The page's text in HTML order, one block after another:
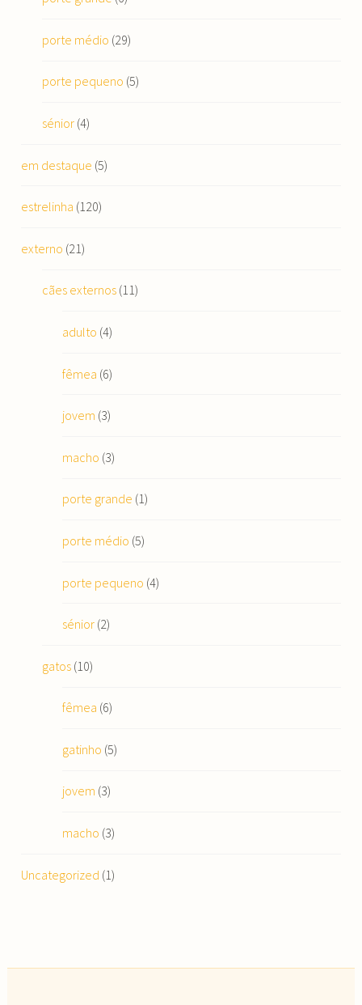
porte médio (29)
porte pequeno (5)
sénior(4)
em destaque (5)
estrelinha (120)
externo (21)
cães externos(11)
adulto (4)
fêmea (6)
jovem (3)
macho (3)
porte grande (1)
porte médio (5)
porte pequeno (4)
sénior (2)
gatos(10)
fêmea (6)
gatinho (5)
jovem (3)
macho (3)
Uncategorized (1)